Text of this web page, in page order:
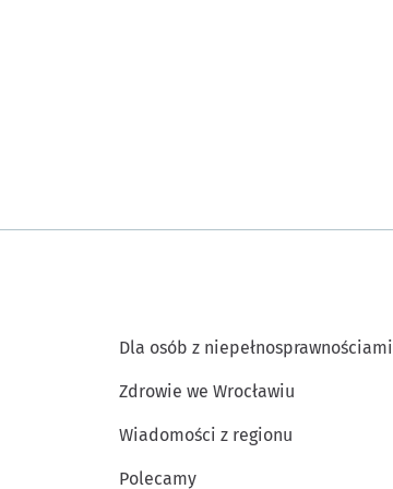
Dla osób z niepełnosprawnościami
Zdrowie we Wrocławiu
Wiadomości z regionu
Polecamy